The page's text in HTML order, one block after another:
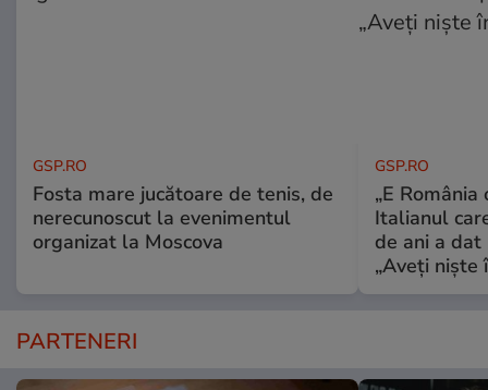
GSP.RO
Fosta mare jucătoare de tenis, de
nerecunoscut la evenimentul
organizat la Moscova
GSP.RO
„E
Italianul
de ani a
„Aveți niște
PARTENERI